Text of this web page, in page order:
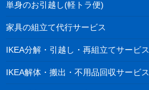
単身のお引越し(軽トラ便)
家具の組立て代行サービス
IKEA分解・引越し・再組立てサービス
IKEA解体・搬出・不用品回収サービス